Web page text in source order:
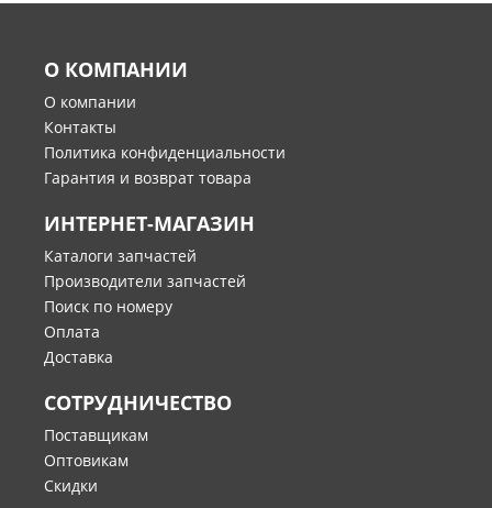
О КОМПАНИИ
О компании
Контакты
Политика конфиденциальности
Гарантия и возврат товара
ИНТЕРНЕТ-МАГАЗИН
Каталоги запчастей
Производители запчастей
Поиск по номеру
Оплата
Доставка
СОТРУДНИЧЕСТВО
Поставщикам
Оптовикам
Скидки